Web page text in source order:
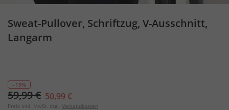
Sweat-Pullover, Schriftzug, V-Ausschnitt,
Langarm
- 15%
59,99 € 50,99 €
Preis inkl. MwSt. zzgl. Versandkosten